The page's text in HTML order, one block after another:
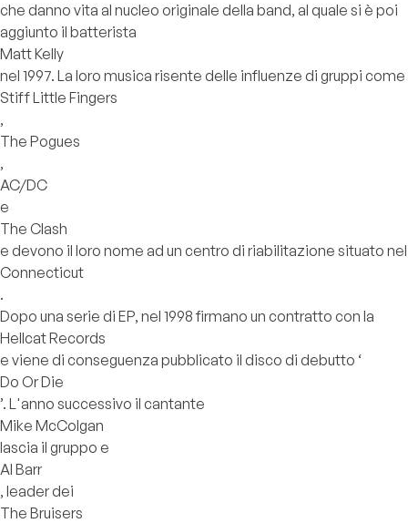
che danno vita al nucleo originale della band, al quale si è poi
aggiunto il batterista
Matt Kelly
nel 1997. La loro musica risente delle influenze di gruppi come
Stiff Little Fingers
,
The Pogues
,
AC/DC
e
The Clash
e devono il loro nome ad un centro di riabilitazione situato nel
Connecticut
.
Dopo una serie di EP, nel 1998 firmano un contratto con la
Hellcat Records
e viene di conseguenza pubblicato il disco di debutto ‘
Do Or Die
’. L'anno successivo il cantante
Mike McColgan
lascia il gruppo e
Al Barr
, leader dei
The Bruisers